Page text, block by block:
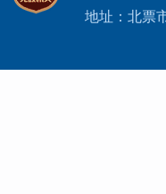
地址：北票